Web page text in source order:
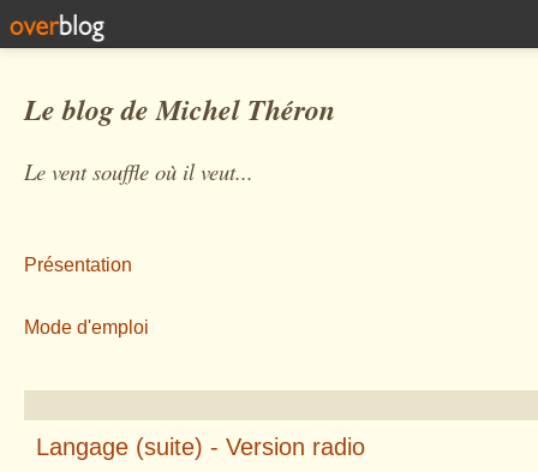
Le blog de Michel Théron
Le vent souffle où il veut...
Présentation
Mode d'emploi
Langage (suite) - Version radio